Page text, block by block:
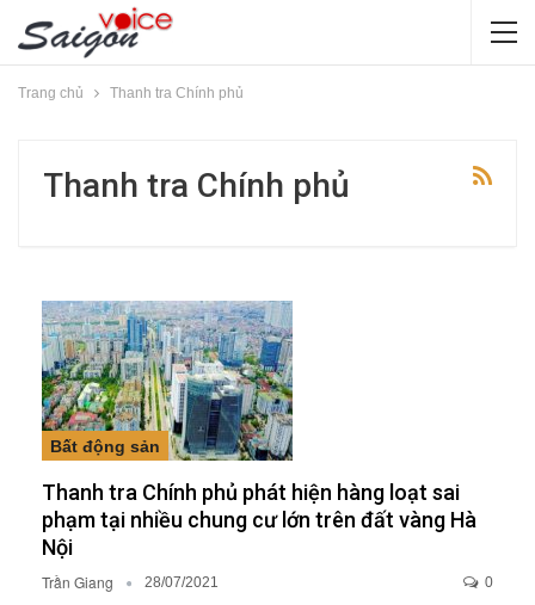
Trang chủ Thanh tra Chính phủ
Thanh tra Chính phủ
Bất động sản
Thanh tra Chính phủ phát hiện hàng loạt sai
phạm tại nhiều chung cư lớn trên đất vàng Hà
Nội
Trần Giang 28/07/2021 0